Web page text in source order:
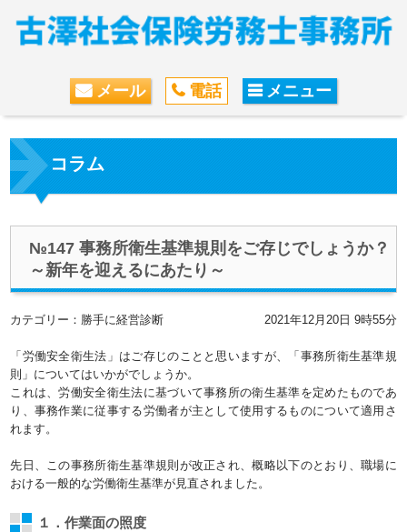
メール 電話 メニュー
コラム
№147 事務所衛生基準規則をご存じでしょうか？
～新年を迎えるにあたり～
カテゴリー：勝手に経営診断 2021年12月20日 9時55分
「労働安全衛生法」はご存じのことと思いますが、「事務所衛生基準規
則」についてはいかがでしょうか。
これは、労働安全衛生法に基づいて事務所の衛生基準を定めたものであ
り、事務作業に従事する労働者が主として使用するものについて適用さ
れます。
先日、この事務所衛生基準規則が改正され、概略以下のとおり、職場に
おける一般的な労働衛生基準が見直されました。
１．作業面の照度